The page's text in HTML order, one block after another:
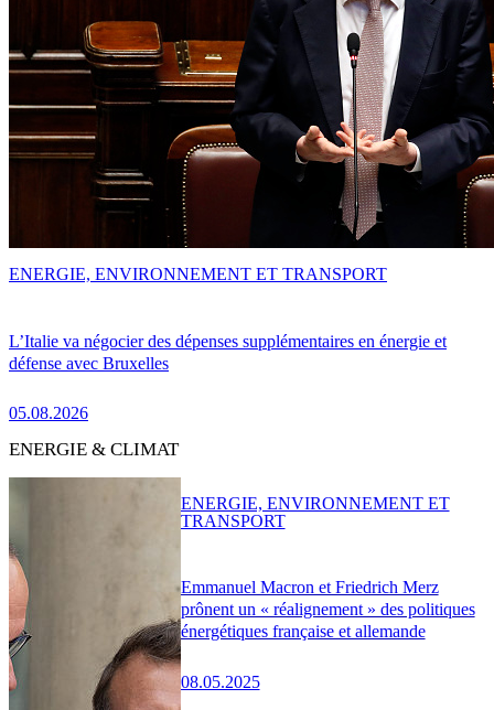
L’Italie va négocier des dépenses supplémentaires en énergie et
défense avec Bruxelles
05.08.2026
ENERGIE, ENVIRONNEMENT ET TRANSPORT
ENERGIE & CLIMAT
Emmanuel Macron et Friedrich Merz
prônent un « réalignement » des politiques
énergétiques française et allemande
08.05.2025
ENERGIE, ENVIRONNEMENT ET
TRANSPORT